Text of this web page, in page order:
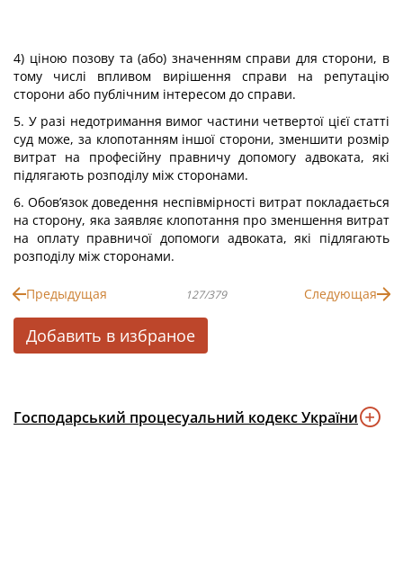
4) ціною позову та (або) значенням справи для сторони, в
тому числі впливом вирішення справи на репутацію
сторони або публічним інтересом до справи.
5. У разі недотримання вимог частини четвертої цієї статті
суд може, за клопотанням іншої сторони, зменшити розмір
витрат на професійну правничу допомогу адвоката, які
підлягають розподілу між сторонами.
6. Обов’язок доведення неспівмірності витрат покладається
на сторону, яка заявляє клопотання про зменшення витрат
на оплату правничої допомоги адвоката, які підлягають
розподілу між сторонами.
Предыдущая 127/379 Следующая
Добавить в избраное
Господарський процесуальний кодекс України